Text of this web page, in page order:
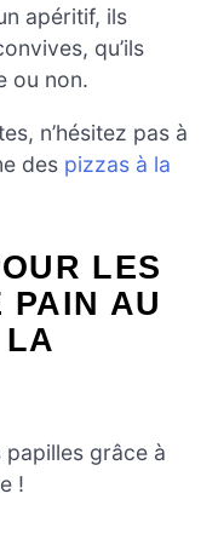
apéritif, ils
qu’ils
ou non.
n’hésitez pas à
des pizzas à la
LES
PAIN AU
LA
grâce à
!